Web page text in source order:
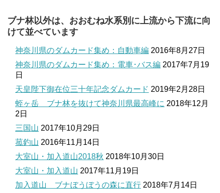
ブナ林以外は、おおむね水系別に上流から下流に向
けて並べています
神奈川県のダムカード集め：自動車編 2016年8月27日
神奈川県のダムカード集め：電車･バス編 2017年7月19
日
天皇陛下御在位三十年記念ダムカード 2019年2月28日
蛭ヶ岳 ブナ林を抜けて神奈川県最高峰に 2018年12月
2日
三国山 2017年10月29日
菰釣山 2016年11月14日
大室山・加入道山2018秋 2018年10月30日
大室山・加入道山 2017年11月19日
加入道山 ブナぼうぼうの森に直行 2018年7月14日